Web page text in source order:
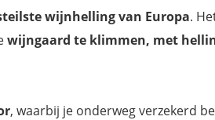
wijnhelling van Europa.
wijngaard te klimmen, met
, waarbij je onderweg verzekerd